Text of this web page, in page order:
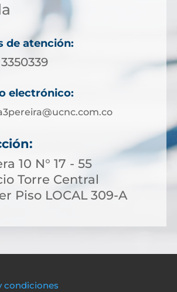
de atención:
electrónico:
10 N° 17 - 55
Torre Central
Piso LOCAL 309-A
condiciones